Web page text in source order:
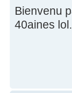
Bienvenu
40aines lol.